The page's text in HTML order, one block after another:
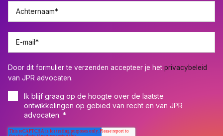
Achternaam*
E-mail*
Door dit formulier te verzenden accepteer je het privacybeleid
van JPR advocaten.
Ik blijf graag op de hoogte over de laatste
ontwikkelingen op gebied van recht en van JPR
advocaten. *